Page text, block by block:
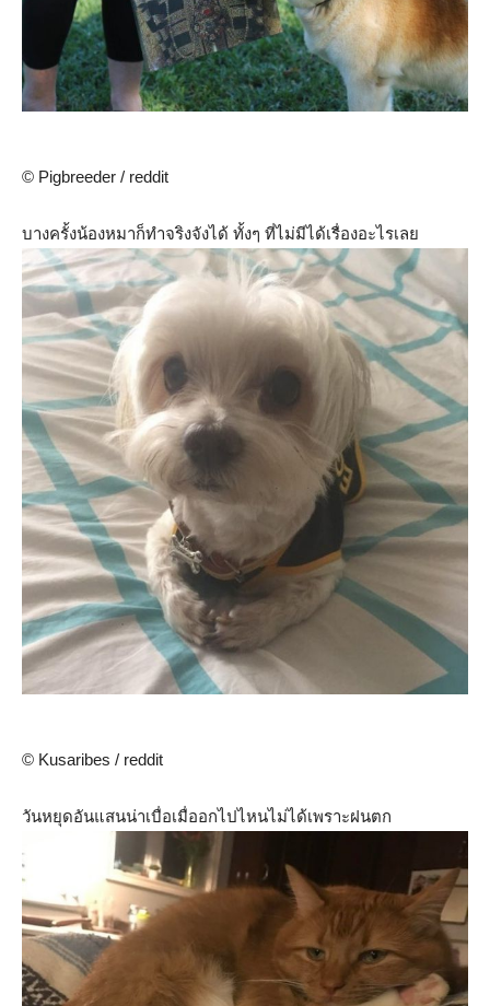
© Pigbreeder / reddit
บางครั้งน้องหมาก็ทำจริงจังได้ ทั้งๆ ที่ไม่มีได้เรื่องอะไรเลย
© Kusaribes / reddit
วันหยุดอันแสนน่าเบื่อเมื่ออกไปไหนไม่ได้เพราะฝนตก